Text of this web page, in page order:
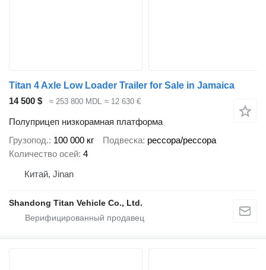
Titan 4 Axle Low Loader Trailer for Sale in Jamaica
14 500 $
≈ 253 800 MDL ≈ 12 630 €
Полуприцеп низкорамная платформа
Грузопод. 100 000 кг Подвеска рессора/рессора
Количество осей 4
Китай, Jinan
Shandong Titan Vehicle Co., Ltd.